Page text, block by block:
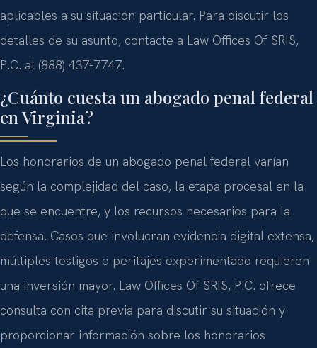
aplicables a su situación particular. Para discutir los
detalles de su asunto, contacte a Law Offices Of SRIS,
P.C. al (888) 437-7747.
¿Cuánto cuesta un abogado penal federal
en Virginia?
Los honorarios de un abogado penal federal varían
según la complejidad del caso, la etapa procesal en la
que se encuentre, y los recursos necesarios para la
defensa. Casos que involucran evidencia digital extensa,
múltiples testigos o peritajes experimentado requieren
una inversión mayor. Law Offices Of SRIS, P.C. ofrece
consulta con cita previa para discutir su situación y
proporcionar información sobre los honorarios